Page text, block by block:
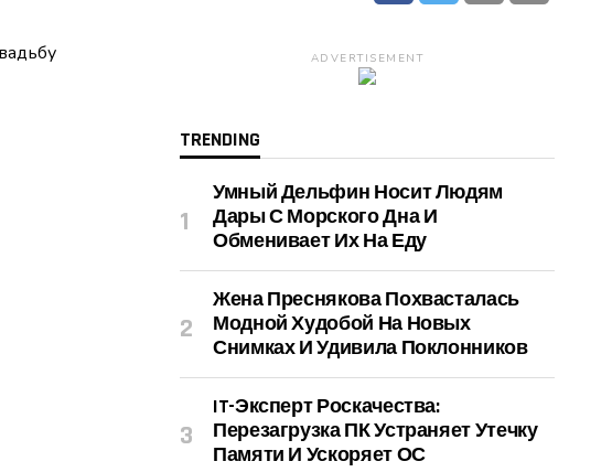
ADVERTISEMENT
TRENDING
Умный Дельфин Носит Людям
Дары С Морского Дна И
Обменивает Их На Еду
Жена Преснякова Похвасталась
Модной Худобой На Новых
Снимках И Удивила Поклонников
IT-Эксперт Роскачества:
Перезагрузка ПК Устраняет Утечку
Памяти И Ускоряет ОС